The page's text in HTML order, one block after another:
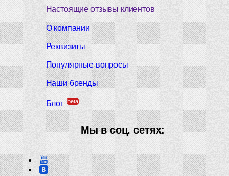
Настоящие отзывы клиентов
О компании
Реквизиты
Популярные вопросы
Наши бренды
Блог beta
Мы в соц. сетях: